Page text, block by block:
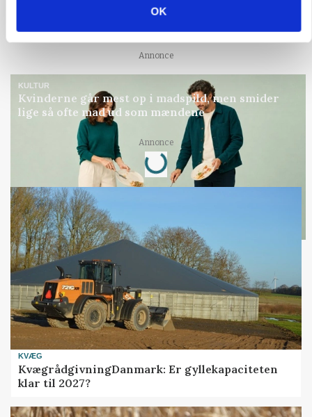
OK
Fugleinfluenza: Udvikling vækker bekymring hos
Annonce
KULTUR
Kvinderne går mest op i madspild, men smider
lige så ofte mad ud som mændene
Annonce
Loading...
KVÆG
KvægrådgivningDanmark: Er gyllekapaciteten
klar til 2027?